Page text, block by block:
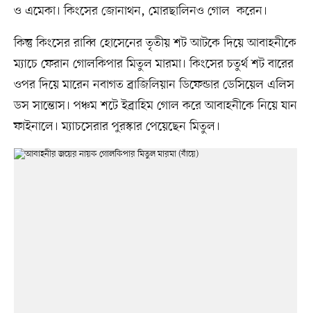
ও এমেকা। কিংসের জোনাথন, মোরছালিনও গোল করেন।
কিন্তু কিংসের রাব্বি হোসেনের তৃতীয় শট আটকে দিয়ে আবাহনীকে
ম্যাচে ফেরান গোলকিপার মিতুল মারমা। কিংসের চতুর্থ শট বারের
ওপর দিয়ে মারেন নবাগত ব্রাজিলিয়ান ডিফেন্ডার ডেসিয়েল এলিস
ডস সান্তোস। পঞ্চম শটে ইব্রাহিম গোল করে আবাহনীকে নিয়ে যান
ফাইনালে। ম্যাচসেরার পুরস্কার পেয়েছেন মিতুল।